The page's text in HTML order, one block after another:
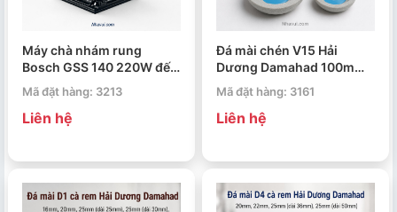
Máy chà nhám rung
Bosch GSS 140 220W đế
chà 101x112mm
06012A80K1
Mã đặt hàng: 3213
Liên hệ
Đá mài chén V15 Hải
Dương Damahad 100mm,
125mm
Mã đặt hàng: 3161
Liên hệ